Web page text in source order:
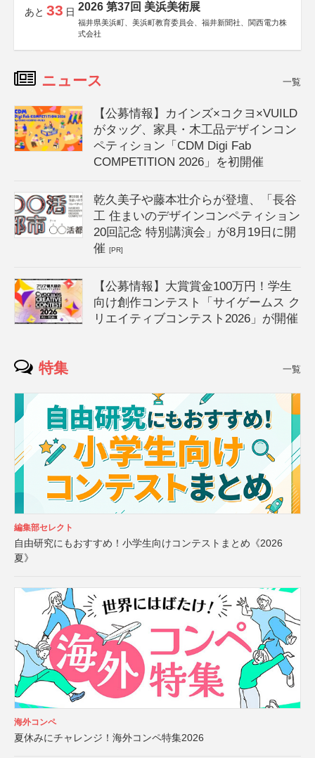
あと 33 日 2026 第37回 美浜美術展
福井県美浜町、美浜町教育委員会、福井新聞社、関西電力株
式会社
ニュース 一覧
【公募情報】カインズ×コクヨ×VUILD
がタッグ、家具・木工品デザインコン
ペティション「CDM Digi Fab
COMPETITION 2026」を初開催
乾久美子や藤本壮介らが登壇、「長谷
工 住まいのデザインコンペティション
20回記念 特別講演会」が8月19日に開
催[PR]
【公募情報】大賞賞金100万円！学生
向け創作コンテスト「サイゲームス ク
リエイティブコンテスト2026」が開催
特集 一覧
編集部セレクト
自由研究にもおすすめ！小学生向けコンテストまとめ《2026
夏》
海外コンペ
夏休みにチャレンジ！海外コンペ特集2026